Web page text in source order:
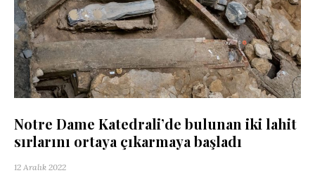
Notre Dame Katedrali’de bulunan iki lahit
sırlarını ortaya çıkarmaya başladı
12 Aralık 2022